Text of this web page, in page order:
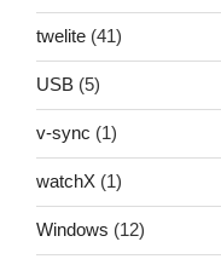
twelite (41)
USB (5)
v-sync (1)
watchX (1)
Windows (12)